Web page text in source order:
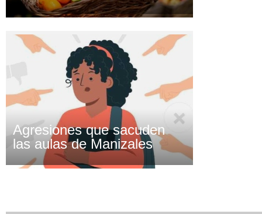
Agresiones que sacuden
las aulas de Manizales